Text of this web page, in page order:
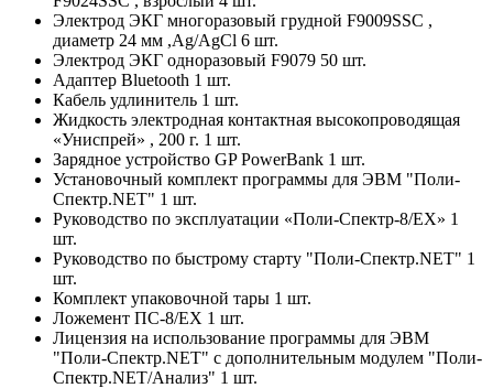
Электрод ЭКГ многоразовый грудной F9009SSC ,
диаметр 24 мм ,Ag/AgCl 6 шт.
Электрод ЭКГ одноразовый F9079 50 шт.
Адаптер Bluetooth 1 шт.
Кабель удлинитель 1 шт.
Жидкость электродная контактная высокопроводящая
«Униспрей» , 200 г. 1 шт.
Зарядное устройство GP PowerBank 1 шт.
Установочный комплект программы для ЭВМ "Поли-
Спектр.NET" 1 шт.
Руководство по эксплуатации «Поли-Спектр-8/ЕХ» 1
шт.
Руководство по быстрому старту "Поли-Спектр.NET" 1
шт.
Комплект упаковочной тары 1 шт.
Ложемент ПС-8/ЕХ 1 шт.
Лицензия на использование программы для ЭВМ
"Поли-Спектр.NET" с дополнительным модулем "Поли-
Спектр.NET/Анализ" 1 шт.